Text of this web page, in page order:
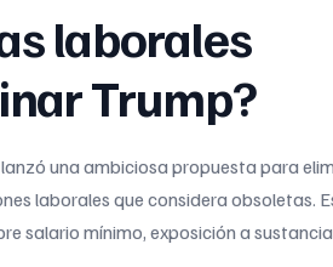
laborales
Trump?
una ambiciosa propuesta para
laborales que considera obsoletas.
salario mínimo, exposición a